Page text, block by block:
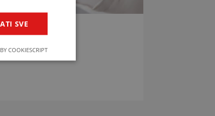
svega par klikova!
SVE
COOKIESCRIPT